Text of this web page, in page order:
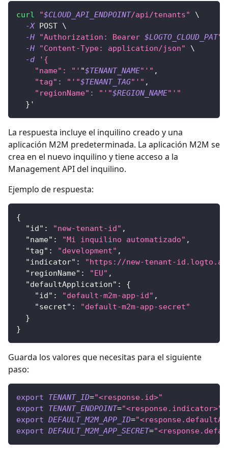
curl "$CLOUD_API_ENDPOINT/api/tenants"
\
-X POST \
-H
"Authorization: Bearer $LOGTO_CLOUD_PAT"
-H
"Content-Type: application/json"
\
-d
'{
    "name": "'
"$TENANT_NAME"'" ,
"tag" : "'"$TENANT_TAG"'" ,
"regionName" : "'"$REGION_NAME"'"
} '
La respuesta incluye el inquilino creado y una
aplicación M2M predeterminada. La aplicación M2M se
crea en el nuevo inquilino y tiene acceso a la
Management API del inquilino.
Ejemplo de respuesta:
{
"id" : "new-tenant-id" ,
"name" : "Mi inquilino automatizado" ,
"tag" : "development" ,
"indicator" :
"https://new-tenant-
"regionName" : "EU" ,
"defaultApplication" :
{
"id" : "default-m2m-app-id" ,
"secret" :
"default-m2m-app-secret"
}
}
Guarda los valores que necesitas para el siguiente
paso:
export TENANT_ID="<response.id>"
export
TENANT_ENDPOINT="<response.indicator>"
export DEFAULT_M2M_APP_ID=
export DEFAULT_M2M_APP_SECRET=